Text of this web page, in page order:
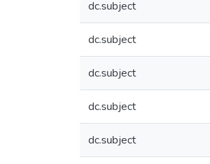
dc.subject
dc.subject
dc.subject
dc.subject
dc.subject